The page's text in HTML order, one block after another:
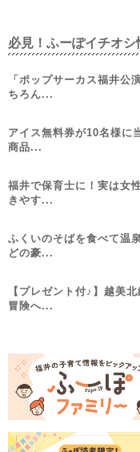
必見！ふーぽイチオシ
「ポップサーカス福井公
ちろん...
アイス無料券が10名様に
商品...
福井で保育士に！実は女
きやす...
ふくいのそばを食べて温
どの豪...
【プレゼント付♪】越美
冒険へ...